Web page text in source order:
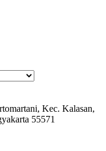
Kec. Kalasan,
55571